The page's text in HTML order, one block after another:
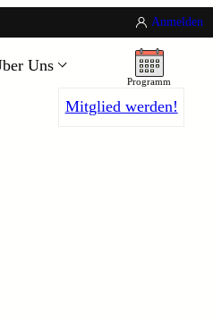
Anmelden
Uns
Programm
Mitglied werden!